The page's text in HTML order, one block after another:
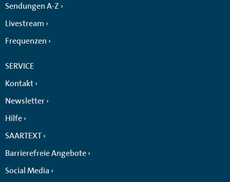
Sendungen A-Z
Livestream
Frequenzen
SERVICE
Kontakt
Newsletter
Hilfe
SAARTEXT
Barrierefreie Angebote
Social Media